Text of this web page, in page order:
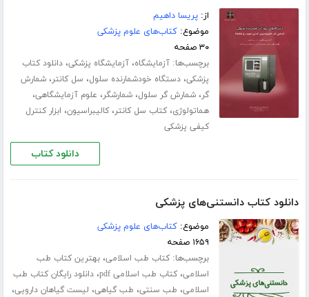
از:پریسا داهیم
موضوع:کتاب‌های علوم پزشکی
۳۰ صفحه
برچسب‌ها:آزمایشگاه،آزمایشگاه پزشکی،دانلود کتاب
پزشکی،دستگاه خودشمارنده سلول، سل کانتر،شمارش
گر،شمارش گر سلول،شمارشگر، علوم آزمایشگاهی،
هماتولوژی،کتاب سل کانتر،کالیبراسیون، ابزار کنترل
کیفی پزشکی
دانلود کتاب
دانلود کتاب دانستنی‌های پزشکی
موضوع:کتاب‌های علوم پزشکی
۱۶۵۹ صفحه
برچسب‌ها:کتاب طب اسلامی،بهترین کتاب طب
اسلامی،کتاب طب اسلامی pdf ،دانلود رایگان کتاب طب
اسلامی، طب سنتی، طب گیاهی، لیست گیاهان دارویی،